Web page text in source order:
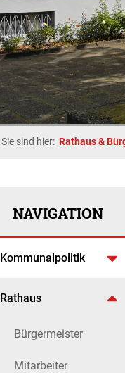
Sie sind hier: Rathaus &
NAVIGATION
Kommunalpolitik
Rathaus
Bürgermeister
Mitarbeiter